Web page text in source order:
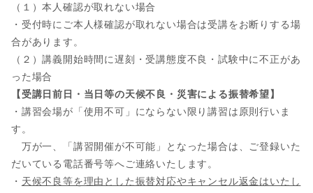
（１）本人確認が取れない場合
・受付時にご本人様確認が取れない場合は受講をお断りする場
合があります。
（２）講義開始時間に遅刻・受講態度不良・試験中に不正があ
った場合
【受講日前日・当日等の天候不良・災害による振替希望】
・講習会場が「使用不可」にならない限り講習は原則行いま
す。
万が一、「講習開催が不可能」となった場合は、ご登録いた
だいている電話番号等へご連絡いたします。
・ 天候不良等を理由とした振替対応やキャンセル返金はいたし